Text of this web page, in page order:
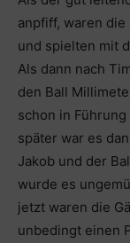
anpfiff, waren
und spielten mit
Als dann nach
den Ball
schon in
später war es
Jakob und der
wurde es
jetzt waren die
unbedingt einen